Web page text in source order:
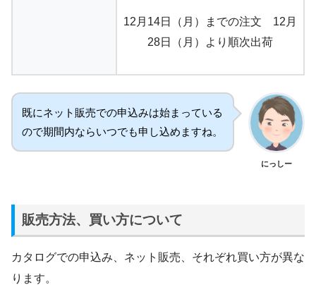
12月14日（月）までの注文 12月
28日（月）より順次出荷
既にネット販売での申込みは始まっている
ので期間内ならいつでも申し込めますね。
にっしー
販売方法、買い方について
カタログでの申込み、ネット販売、それぞれ買い方が異な
ります。